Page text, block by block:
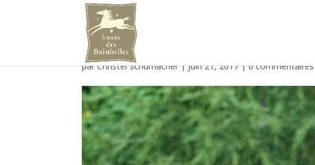
E54A2874_WEB
parChristel Schumacher|Juin 21, 2017|0 commentaires